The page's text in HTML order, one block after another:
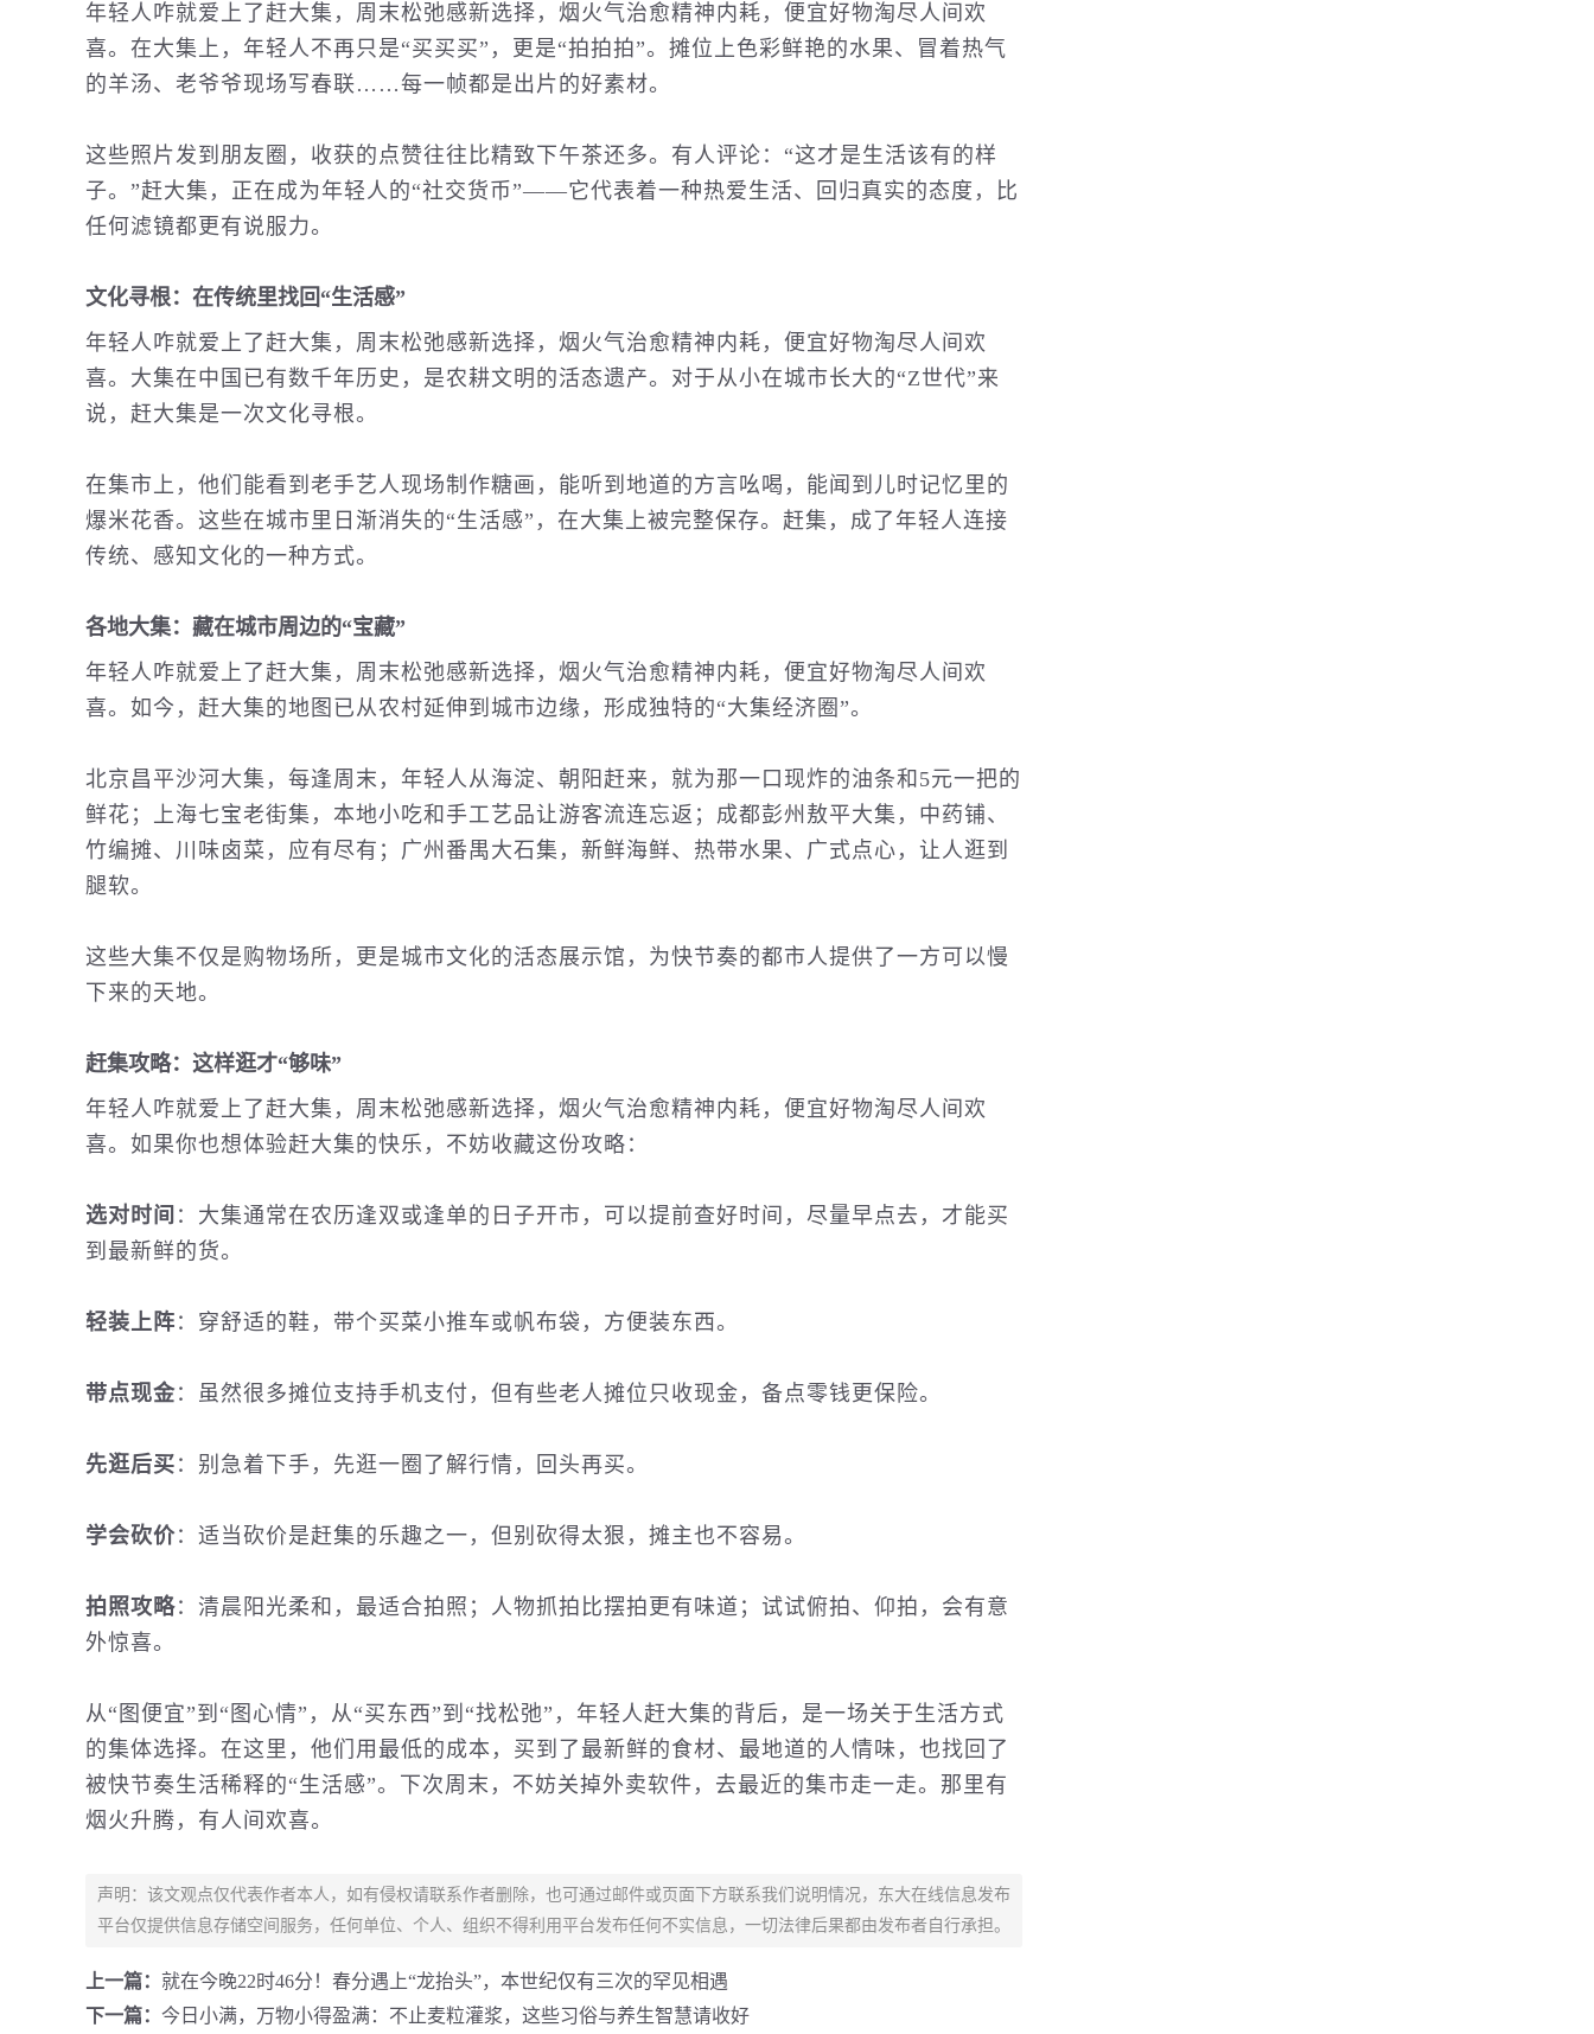
年轻人咋就爱上了赶大集，周末松弛感新选择，烟火气治愈精神内耗，便宜好物淘尽人间欢
喜。在大集上，年轻人不再只是“买买买”，更是“拍拍拍”。摊位上色彩鲜艳的水果、冒着热气
的羊汤、老爷爷现场写春联……每一帧都是出片的好素材。
这些照片发到朋友圈，收获的点赞往往比精致下午茶还多。有人评论 ：“这才是生活该有的样
子。”赶大集，正在成为年轻人的“社交货币”——它代表着一种热爱生活、回归真实的态度，比
任何滤镜都更有说服力。
文化寻根：在传统里找回“生活感”
年轻人咋就爱上了赶大集，周末松弛感新选择，烟火气治愈精神内耗，便宜好物淘尽人间欢
喜。大集在中国已有数千年历史 ，是农耕文明的活态遗产。对于从小在城市长大的“Z世代”来
说，赶大集是一次文化寻根。
在集市上，他们能看到老手艺人现场制作糖画，能听到地道的方言吆喝，能闻到儿时记忆里的
爆米花香。这些在城市里日渐消失的“生活感”，在大集上被完整保存。赶集，成了年轻人连接
传统、感知文化的一种方式。
各地大集：藏在城市周边的“宝藏”
年轻人咋就爱上了赶大集，周末松弛感新选择，烟火气治愈精神内耗，便宜好物淘尽人间欢
喜。如今，赶大集的地图已从农村延伸到城市边缘，形成独特的“大集经济圈”。
北京昌平沙河大集，每逢周末，年轻人从海淀、朝阳赶来，就为那一口现炸的油条和5元一把的
鲜花；上海七宝老街集，本地小吃和手工艺品让游客流连忘返；成都彭州敖平大集，中药铺、
竹编摊、川味卤菜，应有尽有；广州番禺大石集，新鲜海鲜、热带水果、广式点心，让人逛到
腿软。
这些大集不仅是购物场所，更是城市文化的活态展示馆，为快节奏的都市人提供了一方可以慢
下来的天地。
赶集攻略：这样逛才“够味”
年轻人咋就爱上了赶大集，周末松弛感新选择，烟火气治愈精神内耗，便宜好物淘尽人间欢
喜。如果你也想体验赶大集的快乐，不妨收藏这份攻略：
选对时间 ：大集通常在农历逢双或逢单的日子开市，可以提前查好时间，尽量早点去，才能买
到最新鲜的货。
轻装上阵 ：穿舒适的鞋，带个买菜小推车或帆布袋，方便装东西。
带点现金：虽然很多摊位支持手机支付，但有些老人摊位只收现金，备点零钱更保险。
先逛后买 ：别急着下手，先逛一圈了解行情，回头再买。
学会砍价：适当砍价是赶集的乐趣之一，但别砍得太狠，摊主也不容易。
拍照攻略：清晨阳光柔和，最适合拍照； 人物抓拍比摆拍更有味道；试试俯拍、仰拍，会有意
外惊喜。
从“图便宜”到“图心情”，从“买东西”到“找松弛”，年轻人赶大集的背后，是一场关于生活方式
的集体选择。在这里，他们用最低的成本，买到了最新鲜的食材、最地道的人情味，也找回了
被快节奏生活稀释的“生活感”。下次周末，不妨关掉外卖软件，去最近的集市走一走。那里有
烟火升腾，有人间欢喜。
声明：该文观点仅代表作者本人，如有侵权请联系作者删除，也可通过邮件或页面下方联系我们说明情况，东大在线信息发布
平台仅提供信息存储空间服务，任何单位、个人、组织不得利用平台发布任何不实信息，一切法律后果都由发布者自行承担。
上一篇： 就在今晚22时46分！春分遇上“龙抬头”，本世纪仅有三次的罕见相遇
下一篇： 今日小满，万物小得盈满：不止麦粒灌浆，这些习俗与养生智慧请收好